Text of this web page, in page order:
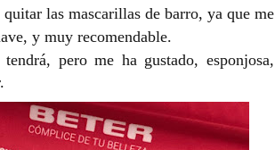
quitar las mascarillas de barro, ya que me
y muy recomendable.
pero me ha gustado, esponjosa,